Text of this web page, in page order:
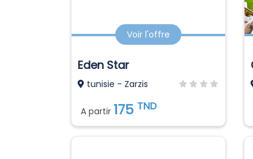
Voir l'offre
Eden Star
tunisie - Zarzis
A partir 175 TND